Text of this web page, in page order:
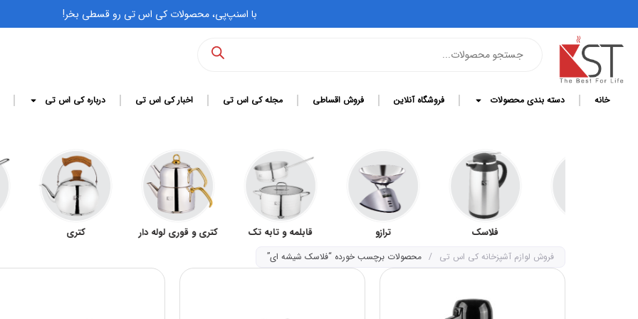
با اسنپ‌پی، محصولات کی اس تی رو قسطی بخر!
خانه دسته بندی محصولات فروشگاه آنلاین فروش اقساطی مجله کی اس تی اخبار کی اس تی درباره کی اس تی
قابلمه و تابه تک کتری و قوری لوله دار
فروش لوازم آشپزخانه کی اس تی / محصولات برچسب خورده “فلاسک شیشه ای”